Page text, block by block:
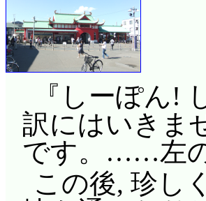
『しーぽん!
訳にはいきま
です。……左
この後, 珍し